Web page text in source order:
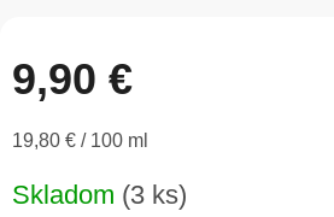
9,90 €
Jednotková
19,80 € / 100 ml
Skladom (3 ks)